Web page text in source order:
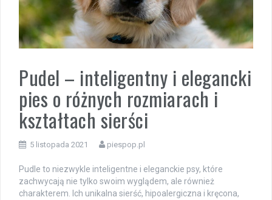
Pudel – inteligentny i elegancki
pies o różnych rozmiarach i
kształtach sierści
5 listopada 2021 piespop.pl
Pudle to niezwykle inteligentne i eleganckie psy, które
zachwycają nie tylko swoim wyglądem, ale również
charakterem. Ich unikalna sierść, hipoalergiczna i kręcona,